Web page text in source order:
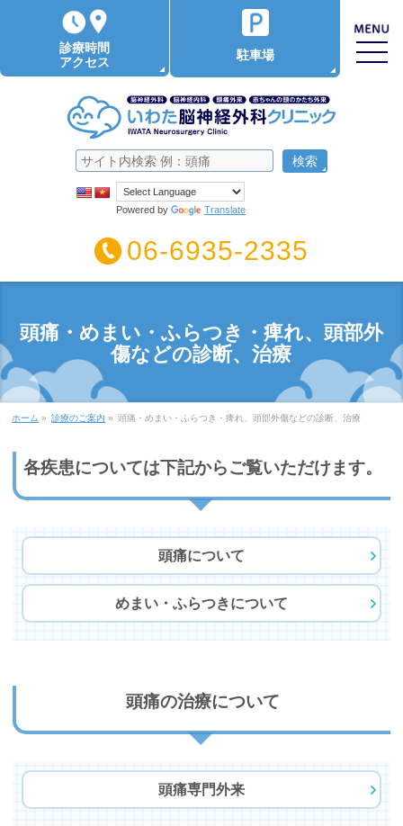
Powered by Translate
06-6935-2335
診療時間
アクセス
駐車場
頭痛・めまい・ふらつき・痺れ、頭部外
傷などの診断、治療
ホーム » 診療のご案内 » 頭痛・めまい・ふらつき・痺れ、頭部外傷などの診断、治療
各疾患については下記からご覧いただけます。
頭痛について
めまい・ふらつきについて
頭痛の治療について
頭痛専門外来